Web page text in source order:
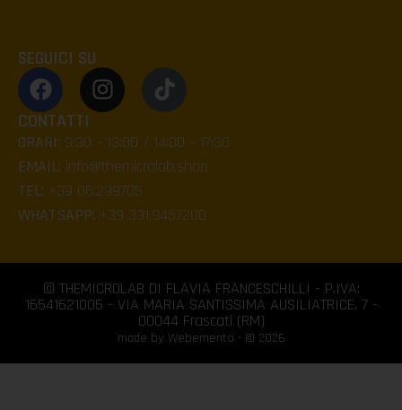
SEGUICI SU
CONTATTI
ORARI: 9:30 – 13:00 / 14:00 – 17:30
EMAIL: info@themicrolab.shop
TEL: +39 06.299705
WHATSAPP: +39 331.9457200
© THEMICROLAB DI FLAVIA FRANCESCHILLI - P.IVA:
16541621005 - VIA MARIA SANTISSIMA AUSILIATRICE, 7 -
00044 Frascati (RM)
made by Webemento - © 2026